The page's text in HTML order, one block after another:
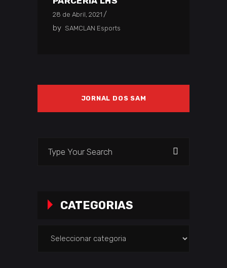
28 de Abril, 2021
by SAMCLAN Esports
JORNAL DOS SAM
CATEGORIAS